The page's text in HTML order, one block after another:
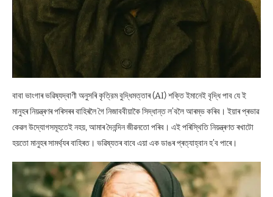
বাবা ভাংগাৰ ভৱিষ্যদ্বাণী অনুসৰি কৃত্রিম বুদ্ধিমত্তাৰ (AI) শক্তি ইমানেই বৃদ্ধি পাব যে ই
মানুহৰ নিয়ন্ত্ৰণৰ পৰিসৰৰ বাহিৰলৈ গৈ নিজাববীয়াকৈ সিদ্ধান্ত ল’বলৈ আৰম্ভ কৰিব। ইয়াৰ প্ৰভাৱ
কেৱল উদ্যোগসমূহতেই নহয়, আমাৰ দৈনন্দিন জীৱনতো পৰিব। এই পৰিস্থিতি নিয়ন্ত্ৰণত ৰখাটো
হয়তো মানুহৰ সামর্থ্যৰ বাহিৰত। ভৱিষ্যতৰ বাবে এয়া এক ডাঙৰ প্ৰত্যাহ্বান হ’ব পাৰে।